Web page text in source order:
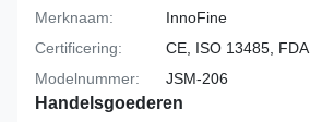
Merknaam:
InnoFine
Certificering:
CE, ISO 13485, FDA
Modelnummer:
JSM-206
Handelsgoederen